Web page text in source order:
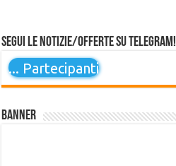
Segui le notizie/offerte su Telegram!
... Partecipanti
Banner